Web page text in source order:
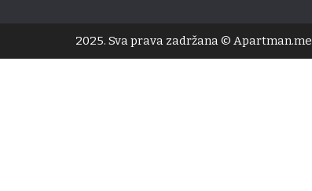
2025. Sva prava zadržana © Apartman.me